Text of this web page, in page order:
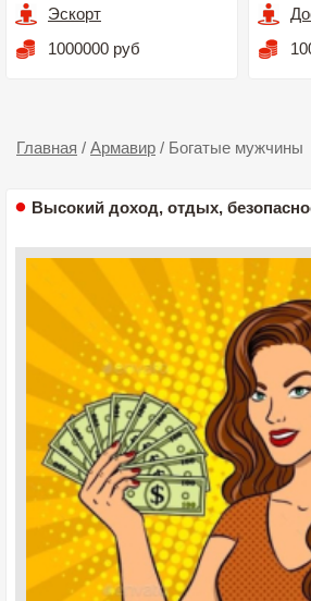
Эскорт
1000000 руб
Главная / Армавир / Богатые мужчины
Высокий доход, отдых,